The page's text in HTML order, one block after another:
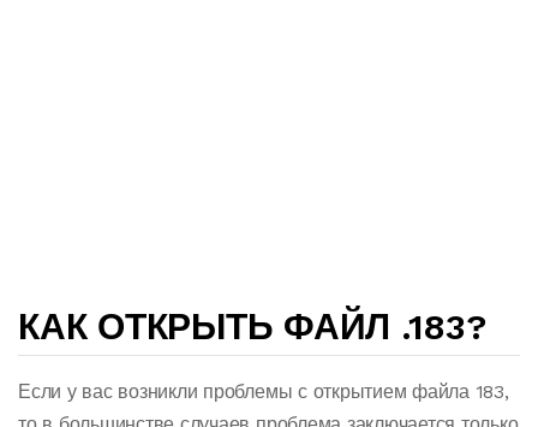
КАК ОТКРЫТЬ ФАЙЛ .183?
Если у вас возникли проблемы с открытием файла 183,